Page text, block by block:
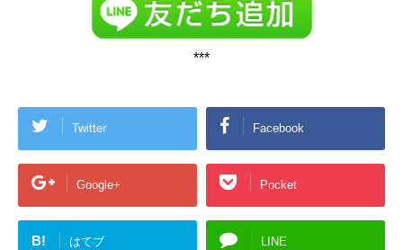
***
Twitter Facebook
Google+ Pocket
B! はてブ LINE